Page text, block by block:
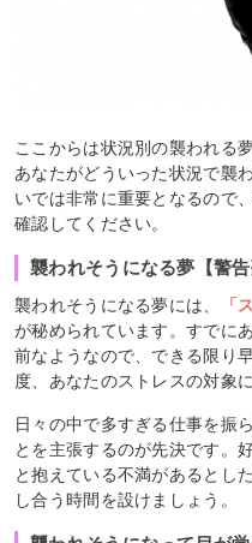
ここからは状況別の襲われる
あなたがどういった状況で襲
いでは非常に重要となるので
確認してください。
襲われそうになる夢【警告
襲われそうになる夢には、 「
が秘められています。すでに
前なようなので、できる限り
度、あなたのストレスの対象
日々の中で多すぎる仕事を振
とを主張するのが先決です。
と抱えている不満があるとし
し合う時間を設けましょう。